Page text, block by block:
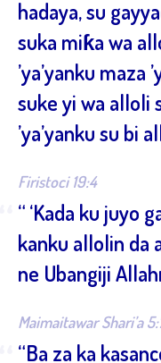
hadaya, su
suka miƙa wa
’ya’yanku maza
suke yi wa alloli
’ya’yanku su bi
Firistoci 19:4
“ ‘Kada ku juyo
kanku allolin da
ne Ubangiji
Maimaitawar Shari’a
“Ba za ka